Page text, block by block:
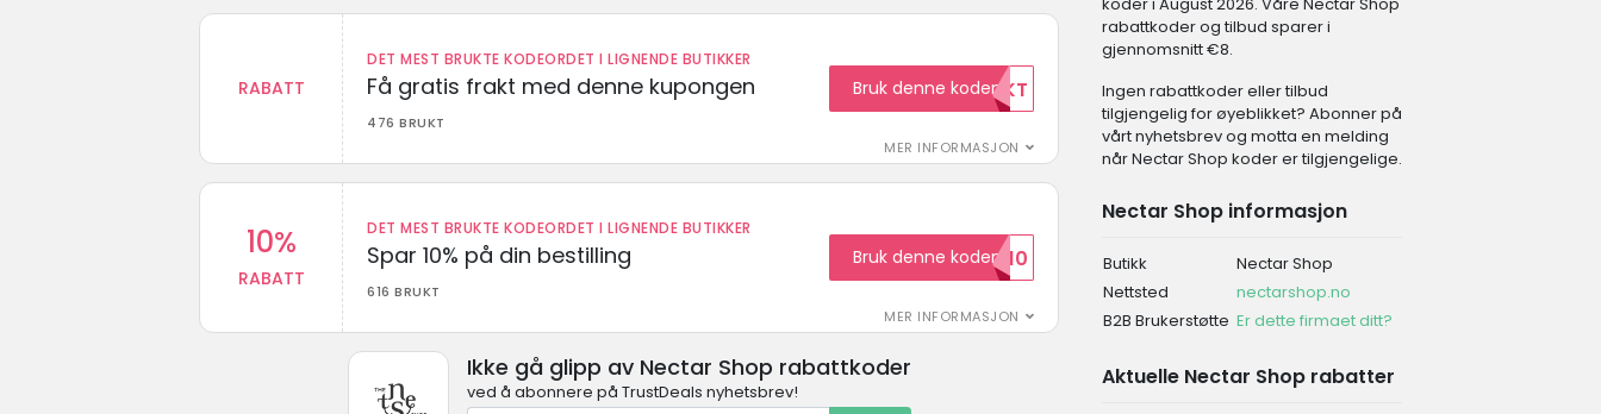
RABATT
DET MEST BRUKTE KODEORDET I LIGNENDE BUTIKKER
Få gratis frakt med denne kupongen
476 BRUKT
MER INFORMASJON
Bruk denne koden
GRATISFRAKT
10%
RABATT
DET MEST BRUKTE KODEORDET I LIGNENDE BUTIKKER
Spar 10% på din bestilling
616 BRUKT
MER INFORMASJON
Bruk denne koden
HELLO10
Ikke gå glipp av Nectar Shop rabattkoder
ved å abonnere på TrustDeals nyhetsbrev!
rabattkoder og tilbud sparer i
gjennomsnitt €8.
Ingen rabattkoder eller tilbud
tilgjengelig for øyeblikket? Abonner på
vårt nyhetsbrev og motta en melding
når Nectar Shop koder er tilgjengelige.
Nectar Shop informasjon
Butikk
Nectar Shop
Nettsted
nectarshop.no
B2B Brukerstøtte Er dette firmaet ditt?
Aktuelle Nectar Shop rabatter